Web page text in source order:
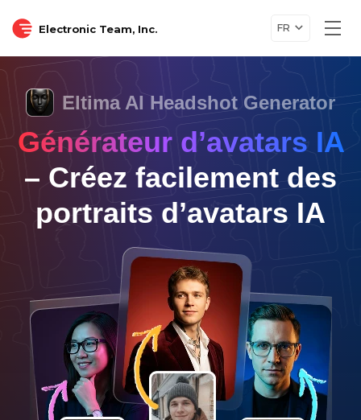
Electronic Team, Inc. FR
Eltima AI Headshot Generator
Générateur d’avatars IA
– Créez facilement des
portraits d’avatars IA